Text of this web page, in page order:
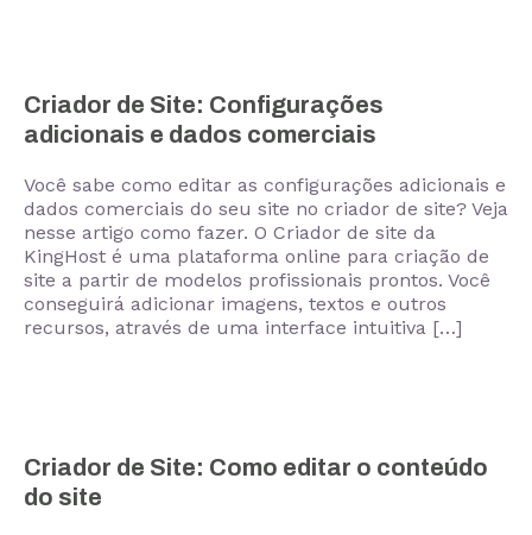
Criador de Site: Configurações
adicionais e dados comerciais
Você sabe como editar as configurações adicionais e
dados comerciais do seu site no criador de site? Veja
nesse artigo como fazer. O Criador de site da
KingHost é uma plataforma online para criação de
site a partir de modelos profissionais prontos. Você
conseguirá adicionar imagens, textos e outros
recursos, através de uma interface intuitiva […]
Criador de Site: Como editar o conteúdo
do site